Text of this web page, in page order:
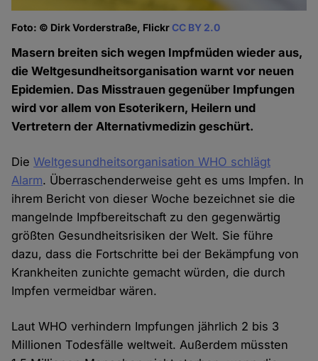
Foto: © Dirk Vorderstraße, FlickrCC BY 2.0
Masern breiten sich wegen Impfmüden wieder aus,
die Weltgesundheitsorganisation warnt vor neuen
Epidemien. Das Misstrauen gegenüber Impfungen
wird vor allem von Esoterikern, Heilern und
Vertretern der Alternativmedizin geschürt.
DieWeltgesundheitsorganisation WHO schlägt
Alarm. Überraschenderweise geht es ums Impfen. In
ihrem Bericht von dieser Woche bezeichnet sie die
mangelnde Impfbereitschaft zu den gegenwärtig
größten Gesundheitsrisiken der Welt. Sie führe
dazu, dass die Fortschritte bei der Bekämpfung von
Krankheiten zunichte gemacht würden, die durch
Impfen vermeidbar wären.
Laut WHO verhindern Impfungen jährlich 2 bis 3
Millionen Todesfälle weltweit. Außerdem müssten